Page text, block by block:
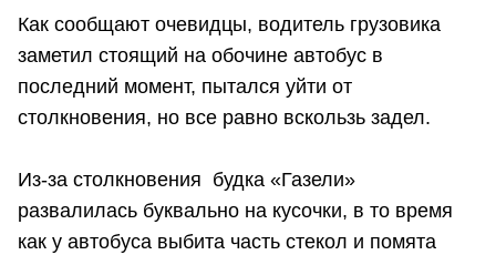
Как сообщают очевидцы, водитель грузовика
заметил стоящий на обочине автобус в
последний момент, пытался уйти от
столкновения, но все равно вскользь задел.
Из-за столкновения будка «Газели»
развалилась буквально на кусочки, в то время
как у автобуса выбита часть стекол и помята